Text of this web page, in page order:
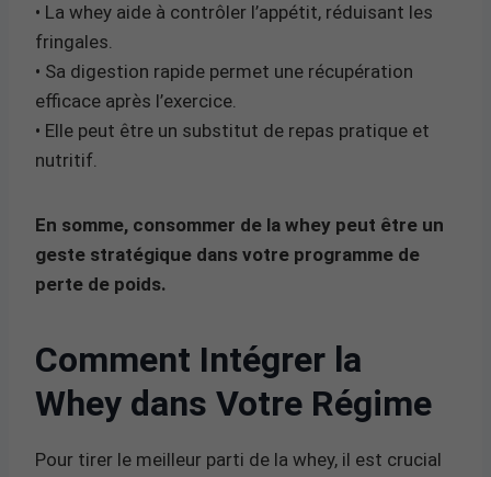
• La whey aide à contrôler l’appétit, réduisant les
fringales.
• Sa digestion rapide permet une récupération
efficace après l’exercice.
• Elle peut être un substitut de repas pratique et
nutritif.
En somme, consommer de la whey peut être un
geste stratégique dans votre programme de
perte de poids.
Comment Intégrer la
Whey dans Votre Régime
Pour tirer le meilleur parti de la whey, il est crucial